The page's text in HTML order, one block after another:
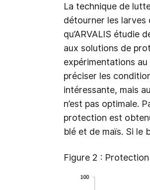
La technique de
détourner les larves
qu’ARVALIS étudie
aux solutions de
expérimentations
préciser les
intéressante, mais
n’est pas optimale.
protection est
blé et de maïs. Si le
Figure 2 :